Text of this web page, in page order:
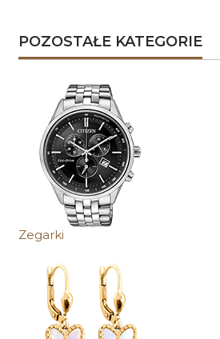
POZOSTAŁE KATEGORIE
Zegarki